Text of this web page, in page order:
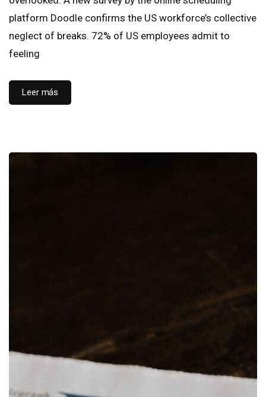
platform Doodle confirms the US workforce’s collective
neglect of breaks. 72% of US employees admit to
feeling
Leer más